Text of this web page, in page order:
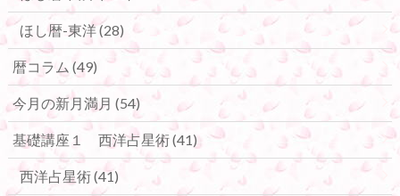
ほし暦-東洋(28)
暦コラム (49)
今月の新月満月 (54)
基礎講座１ 西洋占星術(41)
西洋占星術(41)